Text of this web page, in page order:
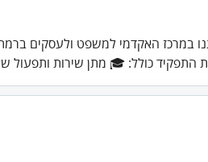
במרכז האקדמי למשפט ולעסקים ברמת
התפקיד כולל: 🎓 מתן שירות ותפעול